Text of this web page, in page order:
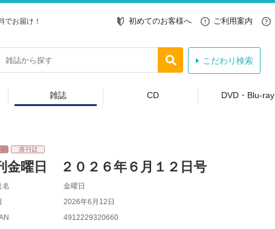
でお届け！ 初めてのお客様へ ご利用案内
こだわり検索
雑誌 CD DVD・Blu-ray
金曜日 ２０２６年６月１２日号
名
金曜日
2026年6月12日
4912229320660